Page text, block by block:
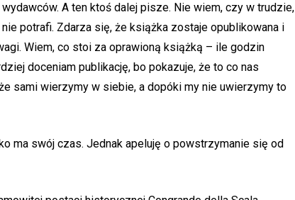
A ten ktoś dalej pisze. Nie wiem, czy w trudzie,
potrafi. Zdarza się, że książka zostaje opublikowana i
Wiem, co stoi za oprawioną książką – ile godzin
doceniam publikację, bo pokazuje, że to co nas
sami wierzymy w siebie, a dopóki my nie uwierzymy to
ma swój czas. Jednak apeluję o powstrzymanie się od